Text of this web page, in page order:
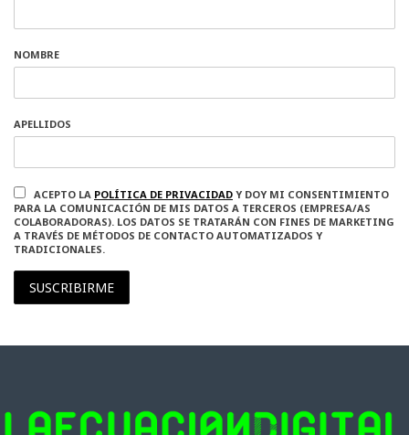
NOMBRE
APELLIDOS
ACEPTO LA POLÍTICA DE PRIVACIDAD Y DOY MI CONSENTIMIENTO
PARA LA COMUNICACIÓN DE MIS DATOS A TERCEROS (EMPRESA/AS
COLABORADORAS). LOS DATOS SE TRATARÁN CON FINES DE MARKETING
A TRAVÉS DE MÉTODOS DE CONTACTO AUTOMATIZADOS Y
TRADICIONALES.
SUSCRIBIRME